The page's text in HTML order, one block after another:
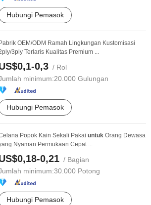
Hubungi Pemasok
Pabrik OEM/ODM Ramah Lingkungan Kustomisasi
3ply Terlaris Kualitas Premium ...
0,3 / Rol
minimum:20.000 Gulungan
Hubungi Pemasok
Popok Kain Sekali Pakai untuk Orang Dewasa
Nyaman Permukaan Cepat ...
0,21 / Bagian
minimum:30.000 Potong
Hubungi Pemasok